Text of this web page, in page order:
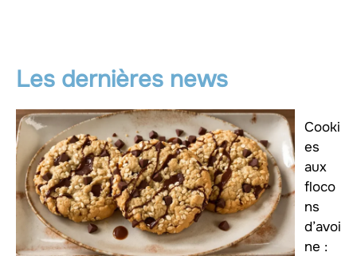
Les dernières news
Cooki
es
aux
floco
ns
d’avoi
ne :